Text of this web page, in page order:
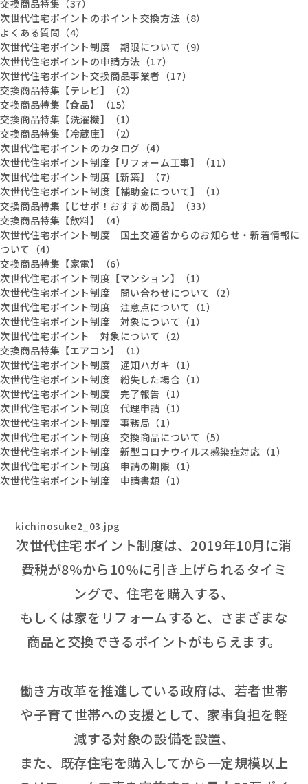
交換商品特集（37）
次世代住宅ポイントのポイント交換方法（8）
よくある質問（4）
次世代住宅ポイント制度 期限について（9）
次世代住宅ポイントの申請方法（17）
次世代住宅ポイント交換商品事業者（17）
交換商品特集【テレビ】（2）
交換商品特集【食品】（15）
交換商品特集【洗濯機】（1）
交換商品特集【冷蔵庫】（2）
次世代住宅ポイントのカタログ（4）
次世代住宅ポイント制度【リフォーム工事】（11）
次世代住宅ポイント制度【新築】（7）
次世代住宅ポイント制度【補助金について】（1）
交換商品特集【じせポ！おすすめ商品】（33）
交換商品特集【飲料】（4）
次世代住宅ポイント制度 国土交通省からのお知らせ・新着情報に
ついて（4）
交換商品特集【家電】（6）
次世代住宅ポイント制度【マンション】（1）
次世代住宅ポイント制度 問い合わせについて（2）
次世代住宅ポイント制度 注意点について（1）
次世代住宅ポイント制度 対象について（1）
次世代住宅ポイント 対象について（2）
交換商品特集【エアコン】（1）
次世代住宅ポイント制度 通知ハガキ（1）
次世代住宅ポイント制度 紛失した場合（1）
次世代住宅ポイント制度 完了報告（1）
次世代住宅ポイント制度 代理申請（1）
次世代住宅ポイント制度 事務局（1）
次世代住宅ポイント制度 交換商品について（5）
次世代住宅ポイント制度 新型コロナウイルス感染症対応（1）
次世代住宅ポイント制度 申請の期限（1）
次世代住宅ポイント制度 申請書類（1）
kichinosuke2_03.jpg
次世代住宅ポイント制度は、2019年10月に消
費税が8%から10％に引き上げられるタイミ
ングで、住宅を購入する、
もしくは家をリフォームすると、さまざまな
商品と交換できるポイントがもらえます。
働き方改革を推進している政府は、若者世帯
や子育て世帯への支援として、家事負担を軽
減する対象の設備を設置、
また、既存住宅を購入してから一定規模以上